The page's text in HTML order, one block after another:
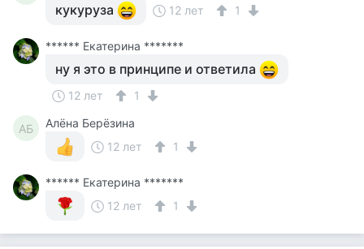
кукуруза 12 лет 1
****** Екатерина *******
ну я это в принципе и ответила
12 лет 1
АБ
Алёна Берёзина
12 лет
1
****** Екатерина *******
12 лет
1